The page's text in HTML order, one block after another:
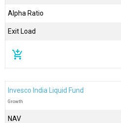
Alpha Ratio
Exit Load
add_shopping_cart
Invesco India Liquid Fund
Growth
NAV